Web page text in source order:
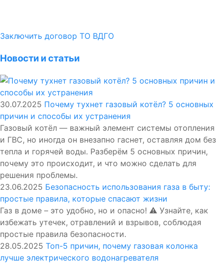
Заключить договор ТО ВДГО
Новости и статьи
30.07.2025 Почему тухнет газовый котёл? 5 основных
причин и способы их устранения
Газовый котёл — важный элемент системы отопления
и ГВС, но иногда он внезапно гаснет, оставляя дом без
тепла и горячей воды. Разберём 5 основных причин,
почему это происходит, и что можно сделать для
решения проблемы.
23.06.2025 Безопасность использования газа в быту:
простые правила, которые спасают жизни
Газ в доме – это удобно, но и опасно! ⚠️ Узнайте, как
избежать утечек, отравлений и взрывов, соблюдая
простые правила безопасности.
28.05.2025 Топ-5 причин, почему газовая колонка
лучше электрического водонагревателя